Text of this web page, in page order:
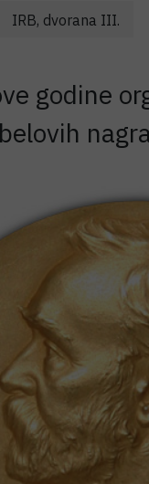
IRB, dvorana III.
godine